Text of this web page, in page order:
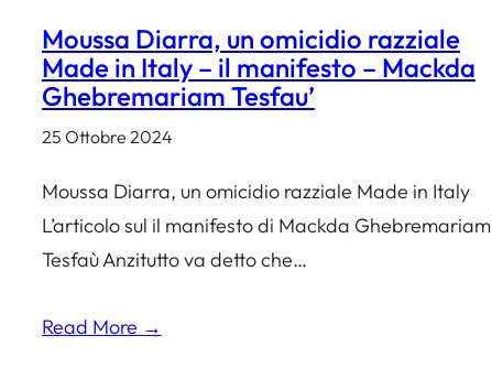
Moussa Diarra, un omicidio razziale
Made in Italy – il manifesto – Mackda
Ghebremariam Tesfau’
25 Ottobre 2024
Moussa Diarra, un omicidio razziale Made in Italy
L’articolo sul il manifesto di Mackda Ghebremariam
Tesfaù Anzitutto va detto che…
Read More →